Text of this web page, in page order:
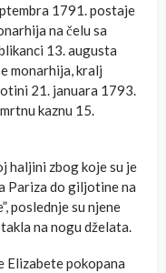
1791. postaje
na čelu sa
13. augusta
monarhija, kralj
21. januara 1793.
kaznu 15.
haljini zbog koje su je
Pariza do giljotine na
poslednje su njene
na nogu dželata.
Elizabete pokopana